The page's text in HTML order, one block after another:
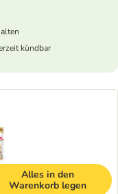
kündbar
Alles in den
Warenkorb legen